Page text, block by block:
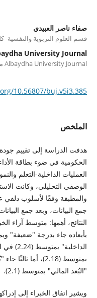
صفاء ناصر العبيدي
قسم العلوم التربوية والنفسية-
University Journal
Albaydha University Journal مجلة جامعة البيضاء
10.56807/buj.v5i3.385
الملخص
هدفت الدراسة إلى تقييم جودة
الحكومية في ضوء بطاقة
العمليات الداخلية-التعلم
جمع البيانات، وبعد جمع
النتائج، أهمها: متوسط آراء
"البُعد المالي" بمتوسط (2.1).
ويشير اتفاق الخبراء إلى